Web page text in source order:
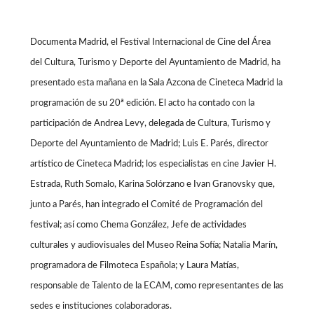
Documenta Madrid, el Festival Internacional de Cine del Área
del Cultura, Turismo y Deporte del Ayuntamiento de Madrid, ha
presentado esta mañana en la Sala Azcona de Cineteca Madrid la
programación de su 20ª edición. El acto ha contado con la
participación de Andrea Levy, delegada de Cultura, Turismo y
Deporte del Ayuntamiento de Madrid; Luis E. Parés, director
artístico de Cineteca Madrid; los especialistas en cine Javier H.
Estrada, Ruth Somalo, Karina Solórzano e Ivan Granovsky que,
junto a Parés, han integrado el Comité de Programación del
festival; así como Chema González, Jefe de actividades
culturales y audiovisuales del Museo Reina Sofía; Natalia Marín,
programadora de Filmoteca Española; y Laura Matías,
responsable de Talento de la ECAM, como representantes de las
sedes e instituciones colaboradoras.